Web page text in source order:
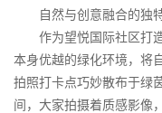
自然与创意融合的独
作为望悦国际社区打
本身优越的绿化环境，将
拍照打卡点巧妙散布于绿
间，大家拍摄着质感影像